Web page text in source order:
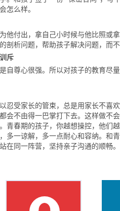
怎么样。
付出，拿自己小时候与他比照或拿
剖析问题，帮助孩子解决问题，而不
斥
尊心很强。所以对孩子的教育尽
受家长的管束，总是用家长不喜
会不由得一巴掌打下去。这样做不
青春期的孩子，你越想操控，他们
多一谅解，多一点耐心和容纳。和
在同一阵营，坚持亲子沟通的顺畅。